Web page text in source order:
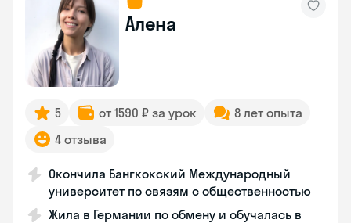
Алена
5 от 1590 ₽ за урок
8 лет опыта
4 отзыва
Окончила Бангкокский Международный
университет по связям с общественностью
Жила в Германии по обмену и обучалась в